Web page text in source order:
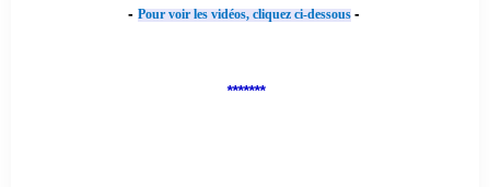
- Pour voir les vidéos, cliquez ci-dessous -
*******